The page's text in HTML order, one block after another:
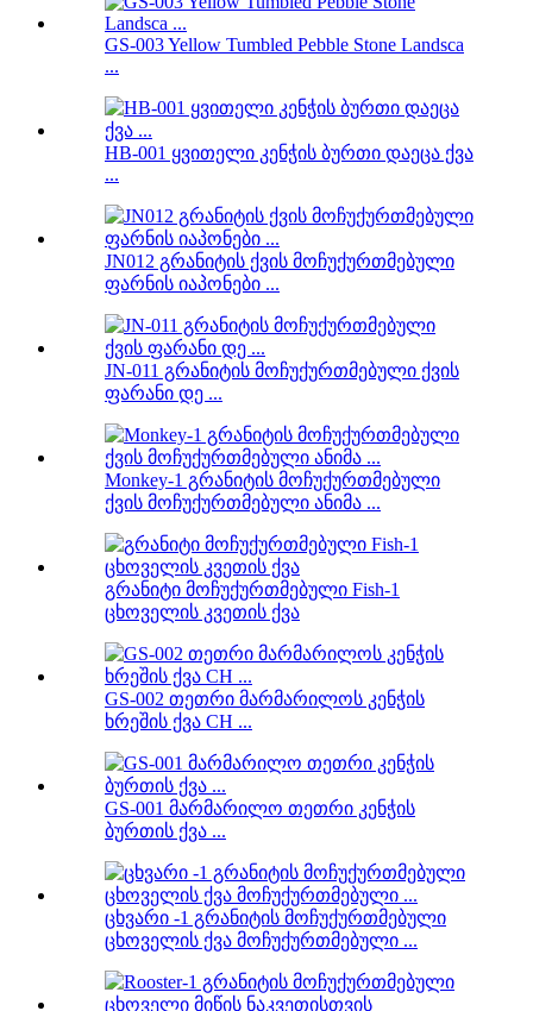
GS-003 Yellow Tumbled Pebble Stone Landsca
...
HB-001 ყვითელი კენჭის ბურთი დაეცა ქვა
...
JN012 გრანიტის ქვის მოჩუქურთმებული
ფარნის იაპონები ...
JN-011 გრანიტის მოჩუქურთმებული ქვის
ფარანი დე ...
Monkey-1 გრანიტის მოჩუქურთმებული
ქვის მოჩუქურთმებული ანიმა ...
გრანიტი მოჩუქურთმებული Fish-1
ცხოველის კვეთის ქვა
GS-002 თეთრი მარმარილოს კენჭის
ხრეშის ქვა CH ...
GS-001 მარმარილო თეთრი კენჭის
ბურთის ქვა ...
ცხვარი -1 გრანიტის მოჩუქურთმებული
ცხოველის ქვა მოჩუქურთმებული ...